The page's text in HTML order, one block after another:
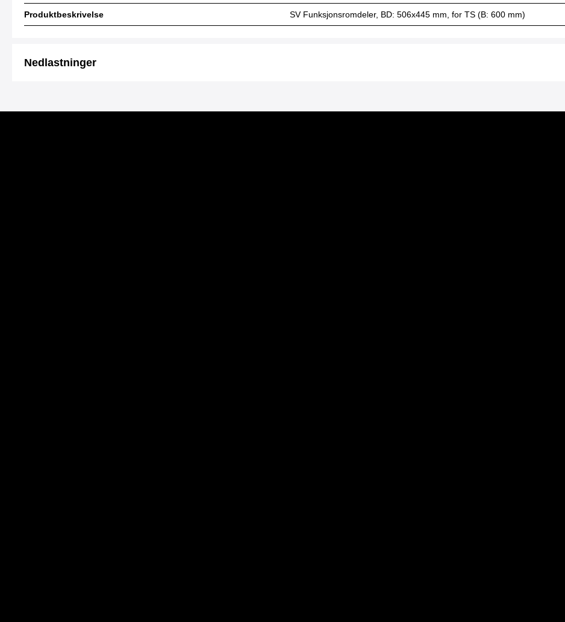
Produktbeskrivelse SV Funksjonsromdeler, BD: 506x445 mm, for TS (B: 600 mm)
Nedlastninger